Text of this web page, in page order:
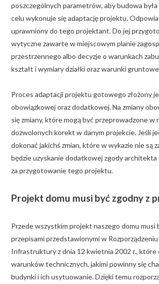
poszczególnych parametrów, aby budowa
celu wykonuje się adaptację projektu.
uprawniony do tego projektant. Do jej
wytyczne zawarte w miejscowym planie
przestrzennego albo decyzje o warunkach
kształt i wymiary działki oraz warunki
Proces adaptacji projektu gotowego złożony
obowiązkowej oraz dodatkowej. Na zmiany
się zmiany, które mogą być przeprowadzone w
dozwolonych korekt w danym projekcie. Jeśli
dokonać jakichś zmian, które w wykazie nie są
będzie uzyskanie dodatkowej zgody
za przygotowanie tego projektu.
Projekt domu musi być zgodny z
Przede wszystkim projekt naszego domu musi
przepisami przedstawionymi w
Infrastruktury z dnia 12 kwietnia 2002 r., które
warunków technicznych, jakimi powinny się
budynki i ich usytuowanie. Dzięki temu